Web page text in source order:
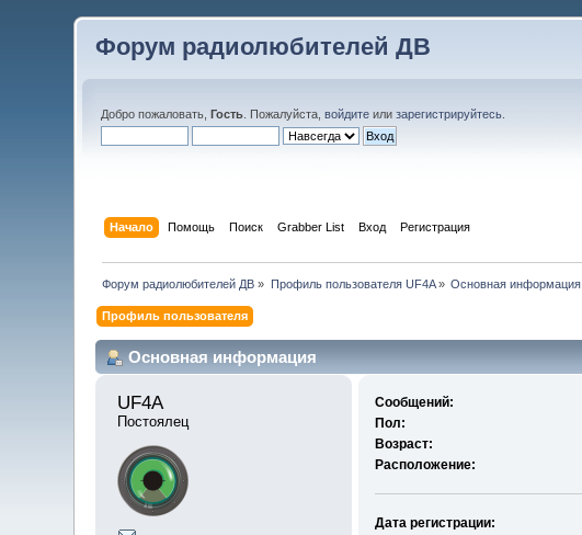
Форум радиолюбителей ДВ
Добро пожаловать,Гость . Пожалуйста,войдите илизарегистрируйтесь
Начало Помощь Поиск Grabber List Вход Регистрация
Форум радиолюбителей ДВ » Профиль пользователя UF4A» Основная информация
Профиль пользователя
Основная информация
UF4A
Постоялец
Сообщений:
Пол:
Возраст:
Расположение:
Дата регистрации: